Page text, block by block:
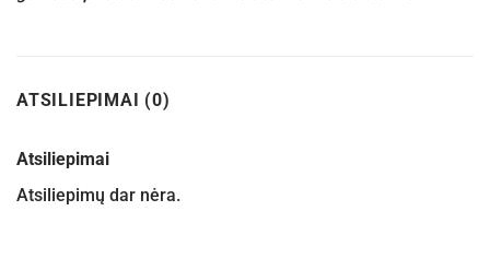
ATSILIEPIMAI (0)
Atsiliepimai
Atsiliepimų dar nėra.